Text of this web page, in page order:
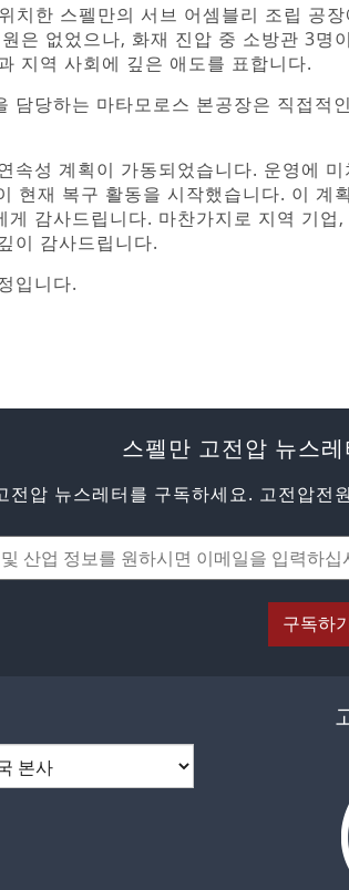
치한 스펠만의 서브 어셈블리 조립 공
은 없었으나, 화재 진압 중 소방관 3명
지역 사회에 깊은 애도를 표합니다.
담당하는 마타모로스 본공장은 직접적
속성 계획이 가동되었습니다. 운영에
현재 복구 활동을 시작했습니다. 이 계
감사드립니다. 마찬가지로 지역 기업
이 감사드립니다.
입니다.
스펠만 고전압 뉴스
전압 뉴스레터를 구독하세요. 고전압
구독하